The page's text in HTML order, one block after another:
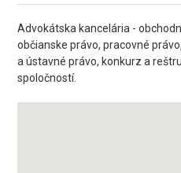
Advokátska kancelária -
občianske právo, pracovné
a ústavné právo, konkurz a
spoločností.